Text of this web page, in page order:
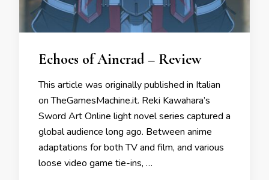
Echoes of Aincrad – Review
This article was originally published in Italian
on TheGamesMachine.it. Reki Kawahara’s
Sword Art Online light novel series captured a
global audience long ago. Between anime
adaptations for both TV and film, and various
loose video game tie-ins, …